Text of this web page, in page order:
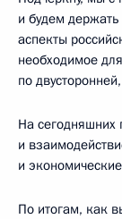
и будем
аспекты
необходимое
по
На сегодняшних
и
и
По итогам, как